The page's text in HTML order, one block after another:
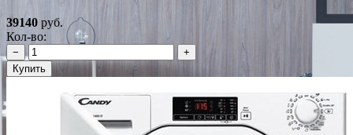
39140 руб.
Кол-во:
−
+
Купить